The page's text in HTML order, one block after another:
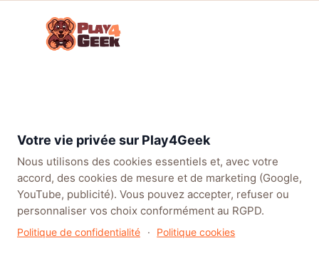
Actualités
Le monde du jeu vidéo évolue à une vitesse fulgurante.
Dans cette section, nous trions pour vous le vrai du faux
parmi les rumeurs, les annonces officielles et les
sorties de la semaine. Au-delà de la simple dépêche,
l’industrie, analyse des stratégies des éditeurs et ce que
Votre vie privée sur Play4Geek
Nous utilisons des cookies essentiels et, avec votre
accord, des cookies de mesure et de marketing (Google,
YouTube, publicité). Vous pouvez accepter, refuser ou
personnaliser vos choix conformément au RGPD.
Politique de confidentialité · Politique cookies